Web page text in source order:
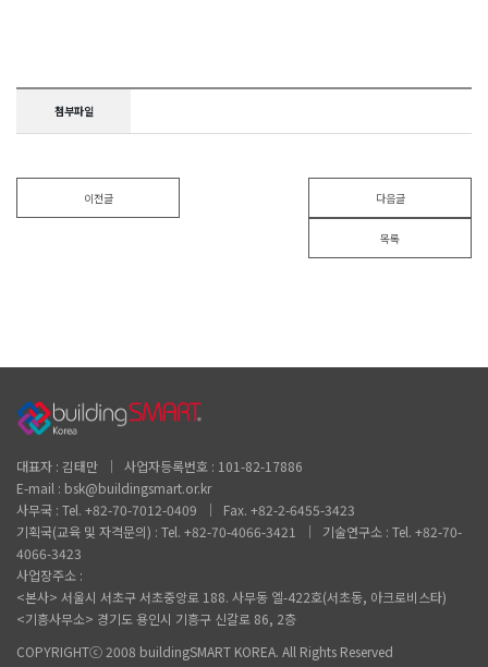
첨부파일
이전글 다음글
목록
대표자 : 김태만 │ 사업자등록번호 : 101-82-17886
E-mail : bsk@buildingsmart.or.kr
사무국 : Tel. +82-70-7012-0409 │ Fax. +82-2-6455-3423
기획국(교육 및 자격문의) : Tel. +82-70-4066-3421 │ 기술연구소 : Tel. +82-70-
4066-3423
사업장주소 :
<본사> 서울시 서초구 서초중앙로 188. 사무동 엘-422호(서초동, 아크로비스타)
<기흥사무소> 경기도 용인시 기흥구 신갈로 86, 2층
COPYRIGHTⓒ 2008 buildingSMART KOREA. All Rights Reserved